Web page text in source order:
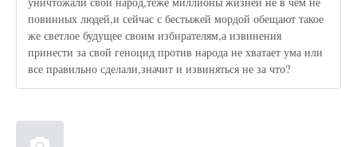
повинных людей,и сейчас с бестыжей мордой обещают такое
же светлое будущее своим избирателям,а извинения
принести за свой геноцид против народа не хватает ума или
все правильно сделали,значит и извиняться не за что?